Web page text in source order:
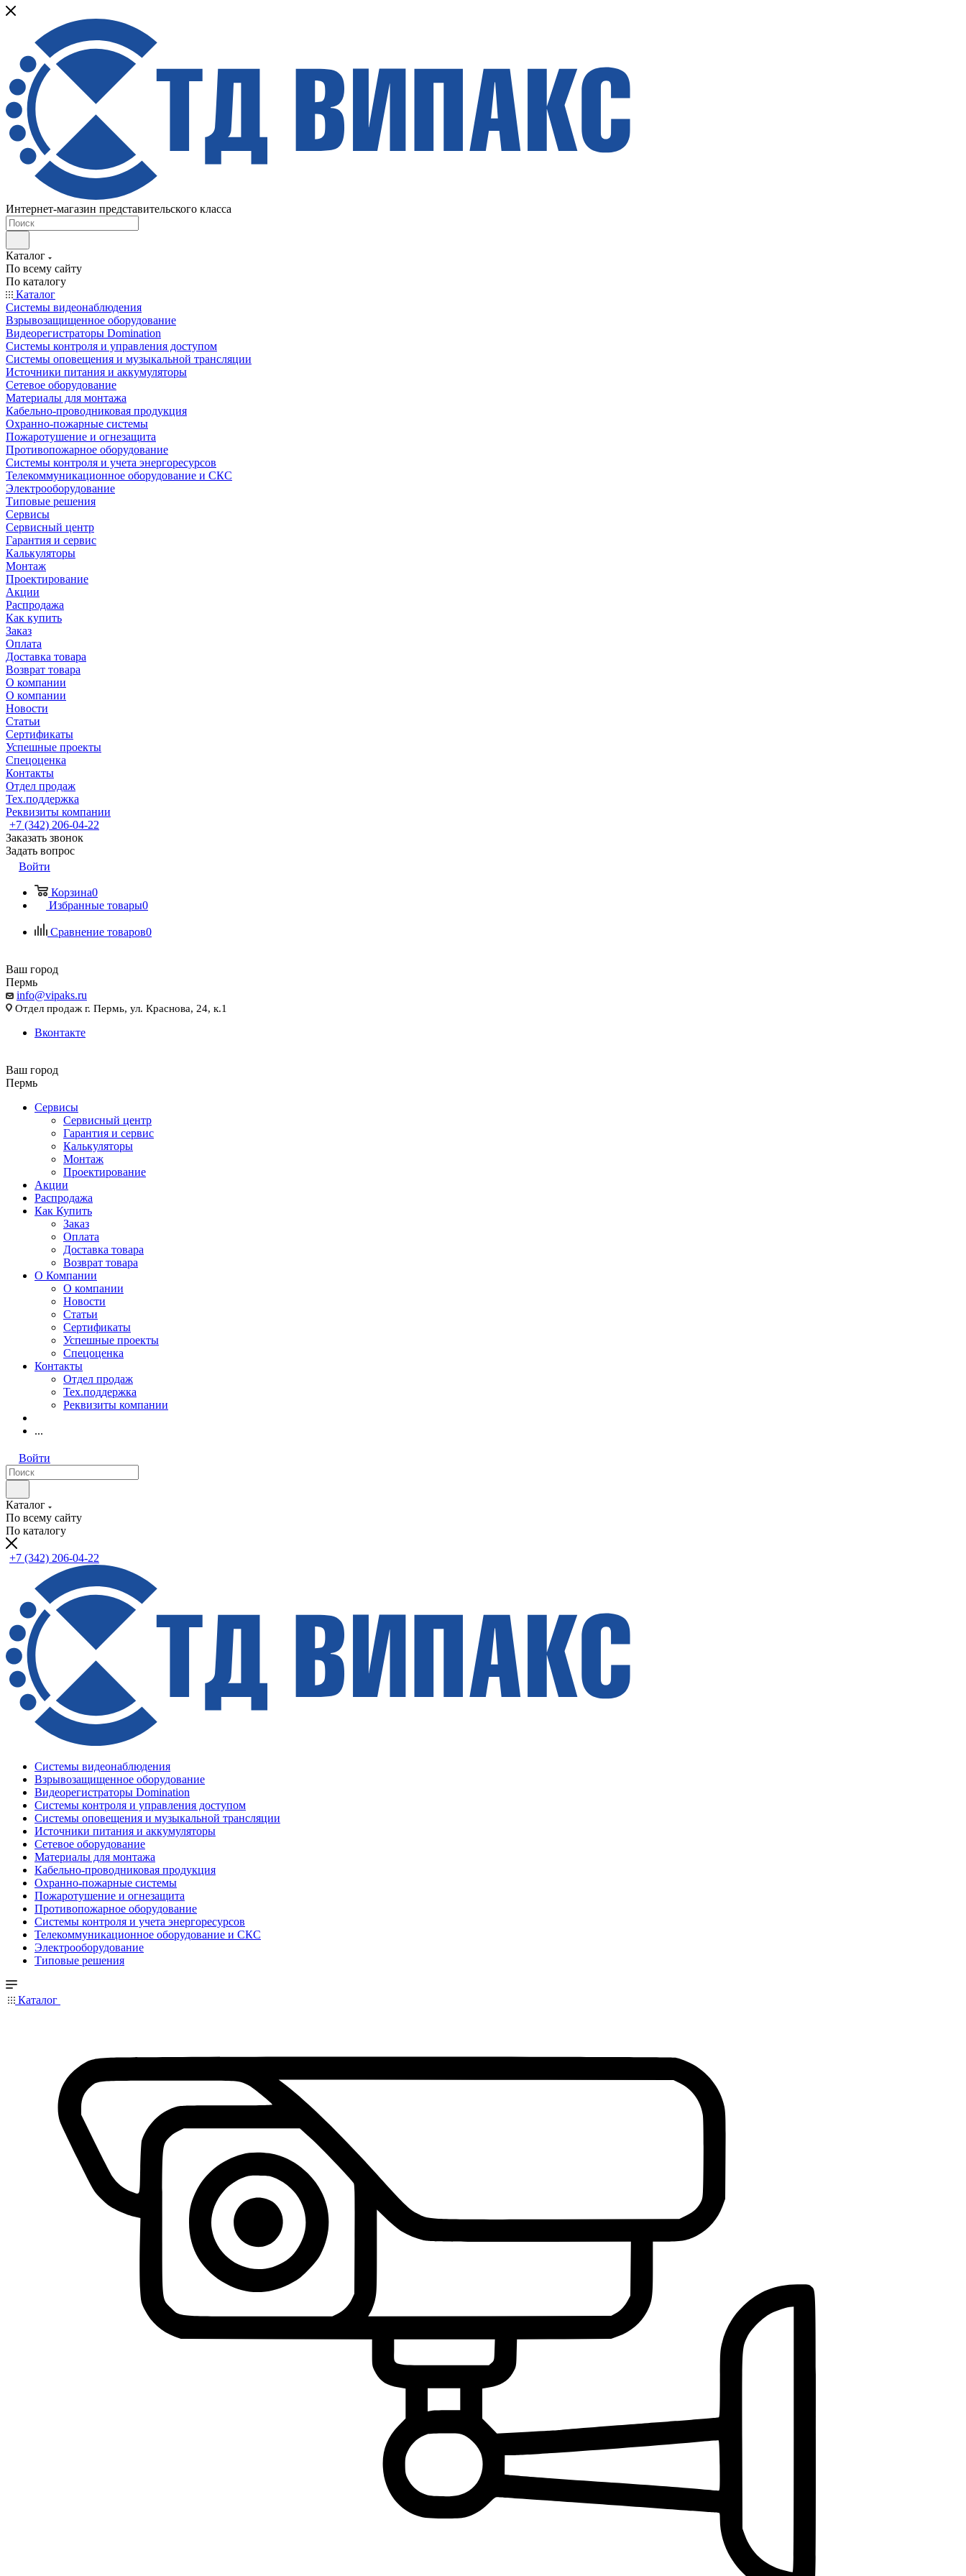
Интернет-магазин представительского класса
Каталог
По всему сайту
По каталогу
Каталог
Системы видеонаблюдения
Взрывозащищенное оборудование
Видеорегистраторы Domination
Системы контроля и управления доступом
Системы оповещения и музыкальной трансляции
Источники питания и аккумуляторы
Сетевое оборудование
Материалы для монтажа
Кабельно-проводниковая продукция
Охранно-пожарные системы
Пожаротушение и огнезащита
Противопожарное оборудование
Системы контроля и учета энергоресурсов
Телекоммуникационное оборудование и СКС
Электрооборудование
Типовые решения
Сервисы
Сервисный центр
Гарантия и сервис
Калькуляторы
Монтаж
Проектирование
Акции
Распродажа
Как купить
Заказ
Оплата
Доставка товара
Возврат товара
О компании
О компании
Новости
Статьи
Сертификаты
Успешные проекты
Спецоценка
Контакты
Отдел продаж
Тех.поддержка
Реквизиты компании
+7 (342) 206-04-22
Заказать звонок
Задать вопрос
Войти
Корзина0
Избранные товары0
Сравнение товаров0
Ваш город
Пермь
info@vipaks.ru
Отдел продаж г. Пермь, ул. Краснова, 24, к.1
Вконтакте
Ваш город
Пермь
Сервисы
Сервисный центр
Гарантия и сервис
Калькуляторы
Монтаж
Проектирование
Акции
Распродажа
Как Купить
Заказ
Оплата
Доставка товара
Возврат товара
О Компании
О компании
Новости
Статьи
Сертификаты
Успешные проекты
Спецоценка
Контакты
Отдел продаж
Тех.поддержка
Реквизиты компании
...
Войти
Каталог
По всему сайту
По каталогу
+7 (342) 206-04-22
Системы видеонаблюдения
Взрывозащищенное оборудование
Видеорегистраторы Domination
Системы контроля и управления доступом
Системы оповещения и музыкальной трансляции
Источники питания и аккумуляторы
Сетевое оборудование
Материалы для монтажа
Кабельно-проводниковая продукция
Охранно-пожарные системы
Пожаротушение и огнезащита
Противопожарное оборудование
Системы контроля и учета энергоресурсов
Телекоммуникационное оборудование и СКС
Электрооборудование
Типовые решения
Каталог